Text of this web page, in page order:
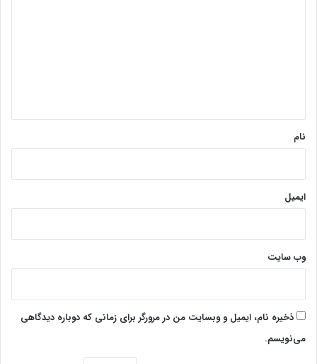
نام
ایمیل
وب‌ سایت
ذخیره نام، ایمیل و وبسایت من در مرورگر برای زمانی که دوباره دیدگاهی
می‌نویسم.